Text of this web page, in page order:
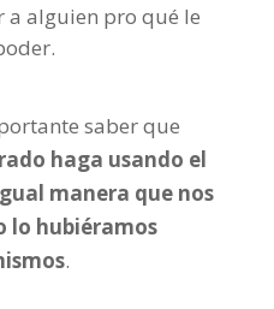
a alguien pro qué le
saber que
haga usando el
manera que nos
lo hubiéramos
.